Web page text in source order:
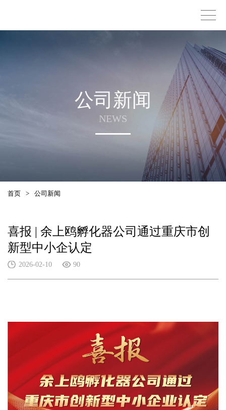
公司新闻
NEWS
首页 > 公司新闻
喜报 | 余上鸥孵化器公司通过重庆市创
新型中小企认定
2026-02-10 90